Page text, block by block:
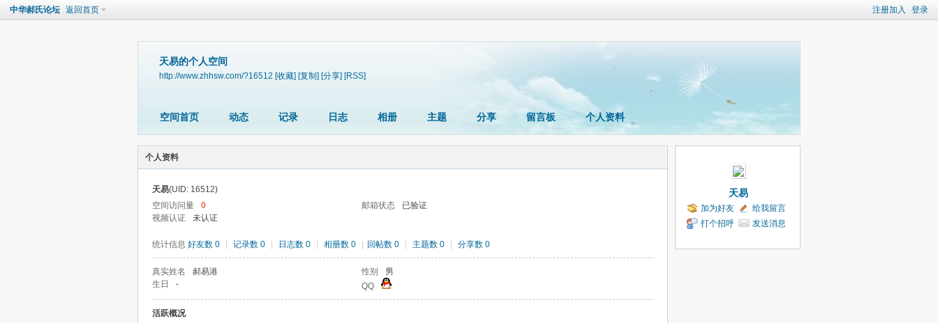
注册加入 登录
中华郝氏论坛 返回首页
天易的个人空间
http://www.zhhsw.com/?16512 [收藏] [复制] [分享] [RSS]
空间首页 动态 记录 日志 相册 主题 分享 留言板 个人资料
个人资料
天易(UID: 16512)
空间访问量
0 邮箱状态
已验证
视频认证
未认证
统计信息 好友数 0 记录数 0 日志数 0 相册数 0 回帖数 0 主题数 0 分享数 0
真实姓名 郝易港 性别
男
生日
- QQ
活跃概况
天易
加为好友
给我留言
打个招呼
发送消息